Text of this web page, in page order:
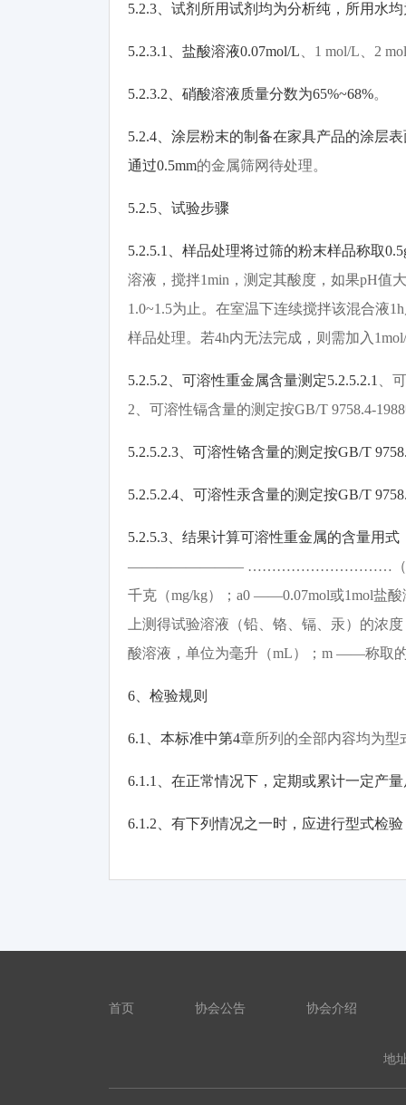
5.2.3 、试剂所用试剂均为分析纯，所用水
5.2.3.1 、盐酸溶液0.07mol/L 1 mol/L 2
5.2.3.2 、硝酸溶液质量分数为65%~68%。
5.2.4 、涂层粉末的制备在家具产品的涂层
通过0.5mm的金属筛网待处理。
5.2.5 、试验步骤
5.2.5.1 、样品处理将过筛的粉末样品称取
溶液，搅拌1min ，测定其酸度，如果pH值
1.0~1.5为止。在室温下连续搅拌该混合液1h
样品处理。若4h内无法完成，则需加入
5.2.5.2 、可溶性重金属含量测定5.2.5.2.1
、
2 、可溶性镉含量的测定按GB/T 9758.4-1988
5.2.5.2.3 、可溶性铬含量的测定按GB/T
5.2.5.2.4 、可溶性汞含量的测定按GB/T
5.2.5.3 、结果计算可溶性重金属的含量用式
———————— …………………………
（
千克（mg/kg）； a0 ——0.07mol或1mol盐酸
上测得试验溶液（铅、铬、镉、汞）的浓
酸溶液，单位为毫升（mL）； m ——称取
6 、检验规则
6.1 、本标准中第4章所列的全部内容均为型
6.1.1 、在正常情况下，定期或累计一定产
6.1.2 、有下列情况之一时，应进行型式检
首页 协会公告 协会介绍
地